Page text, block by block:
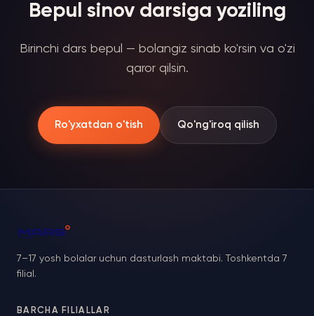
Bepul sinov darsiga yoziling
Birinchi dars bepul — bolangiz sinab ko'rsin va o'zi
qaror qilsin.
Ro'yxatdan o'tish Qo'ng'iroq qilish
7–17 yosh bolalar uchun dasturlash maktabi. Toshkentda 7
filial.
BARCHA FILIALLAR